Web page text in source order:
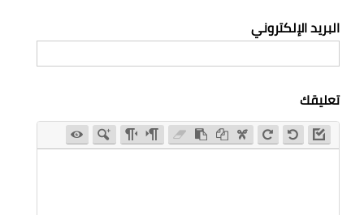
البريد الإلكتروني
تعليقك